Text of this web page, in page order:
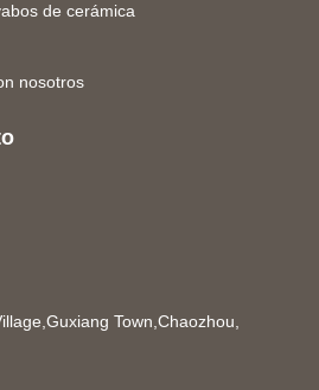
de cerámica
nosotros
Town,Chaozhou,